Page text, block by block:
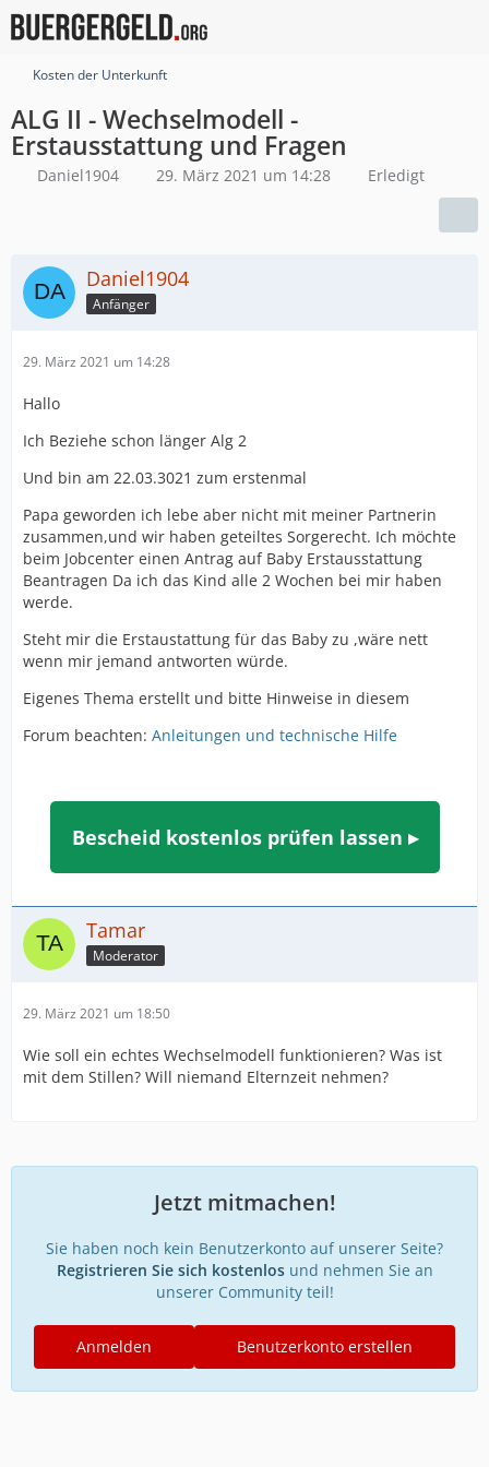
Kosten der Unterkunft
ALG II - Wechselmodell -
Erstausstattung und Fragen
Daniel1904 29. März 2021 um 14:28 Erledigt
Daniel1904
Anfänger
29. März 2021 um 14:28
Hallo
Ich Beziehe schon länger Alg 2
Und bin am 22.03.3021 zum erstenmal
Papa geworden ich lebe aber nicht mit meiner Partnerin
zusammen,und wir haben geteiltes Sorgerecht. Ich möchte
beim Jobcenter einen Antrag auf Baby Erstausstattung
Beantragen Da ich das Kind alle 2 Wochen bei mir haben
werde.
Steht mir die Erstaustattung für das Baby zu ,wäre nett
wenn mir jemand antworten würde.
Eigenes Thema erstellt und bitte Hinweise in diesem
Forum beachten: Anleitungen und technische Hilfe
Bescheid kostenlos prüfen lassen ▸
Tamar
Moderator
29. März 2021 um 18:50
Wie soll ein echtes Wechselmodell funktionieren? Was ist
mit dem Stillen? Will niemand Elternzeit nehmen?
Jetzt mitmachen!
Sie haben noch kein Benutzerkonto auf unserer Seite?
Registrieren Sie sich kostenlosund nehmen Sie an
unserer Community teil!
Benutzerkonto erstellen
Anmelden